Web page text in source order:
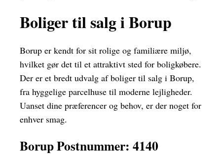
Boliger til salg i Borup
Borup er kendt for sit rolige og familiære miljø,
hvilket gør det til et attraktivt sted for boligkøbere.
Der er et bredt udvalg af boliger til salg i Borup,
fra hyggelige parcelhuse til moderne lejligheder.
Uanset dine præferencer og behov, er der noget for
enhver smag.
Borup Postnummer: 4140